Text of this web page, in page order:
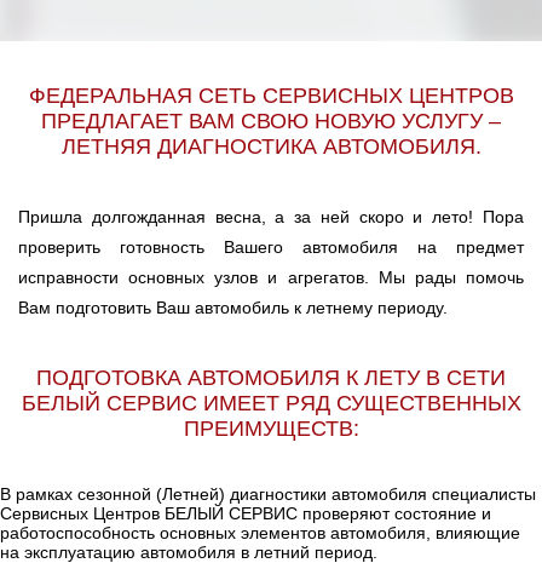
ФЕДЕРАЛЬНАЯ СЕТЬ СЕРВИСНЫХ ЦЕНТРОВ
ПРЕДЛАГАЕТ ВАМ СВОЮ НОВУЮ УСЛУГУ –
ЛЕТНЯЯ ДИАГНОСТИКА АВТОМОБИЛЯ.
Пришла долгожданная весна, а за ней скоро и лето! Пора
проверить готовность Вашего автомобиля на предмет
исправности основных узлов и агрегатов. Мы рады помочь
Вам подготовить Ваш автомобиль к летнему периоду.
ПОДГОТОВКА АВТОМОБИЛЯ К ЛЕТУ В СЕТИ
БЕЛЫЙ СЕРВИС ИМЕЕТ РЯД СУЩЕСТВЕННЫХ
ПРЕИМУЩЕСТВ:
В рамках сезонной (Летней) диагностики автомобиля специалисты
Сервисных Центров БЕЛЫЙ СЕРВИС проверяют состояние и
работоспособность основных элементов автомобиля, влияющие
на эксплуатацию автомобиля в летний период.